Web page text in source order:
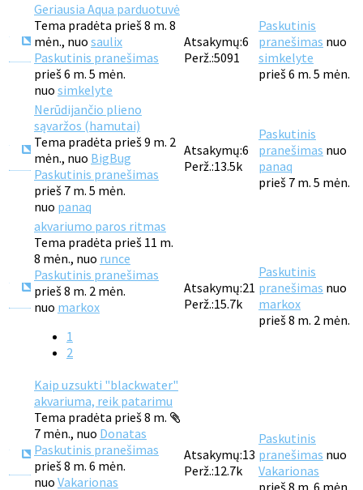
Geriausia Aqua parduotuvė
Tema pradėta prieš 8 m. 8
mėn., nuo saulix
Paskutinis pranešimas
prieš 6 m. 5 mėn.
nuo simkelyte
Atsakymų:6
Perž.:5091
Paskutinis
pranešimas nuo
simkelyte
prieš 6 m. 5 mėn.
Nerūdijančio plieno
sąvaržos (hamutai)
Tema pradėta prieš 9 m. 2
mėn., nuo BigBug
Paskutinis pranešimas
prieš 7 m. 5 mėn.
nuo panaq
Atsakymų:6
Perž.:13.5k
Paskutinis
pranešimas nuo
panaq
prieš 7 m. 5 mėn.
akvariumo paros ritmas
Tema pradėta prieš 11 m.
8 mėn., nuo runce
Paskutinis pranešimas
prieš 8 m. 2 mėn.
nuo markox
1
2
Atsakymų:21
Perž.:15.7k
Paskutinis
pranešimas nuo
markox
prieš 8 m. 2 mėn.
Kaip uzsukti "blackwater"
akvariuma, reik patarimu
Tema pradėta prieš 8 m.
7 mėn., nuo Donatas
Paskutinis pranešimas
prieš 8 m. 6 mėn.
nuo Vakarionas
Atsakymų:13
Perž.:12.7k
Paskutinis
pranešimas nuo
Vakarionas